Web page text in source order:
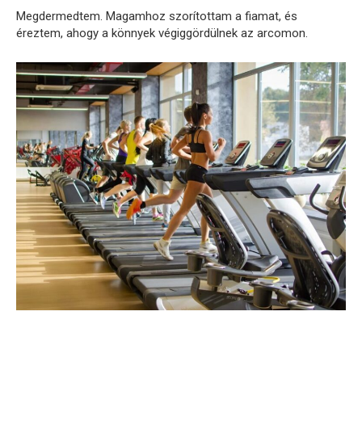
Megdermedtem. Magamhoz szorítottam a fiamat, és
éreztem, ahogy a könnyek végiggördülnek az arcomon.